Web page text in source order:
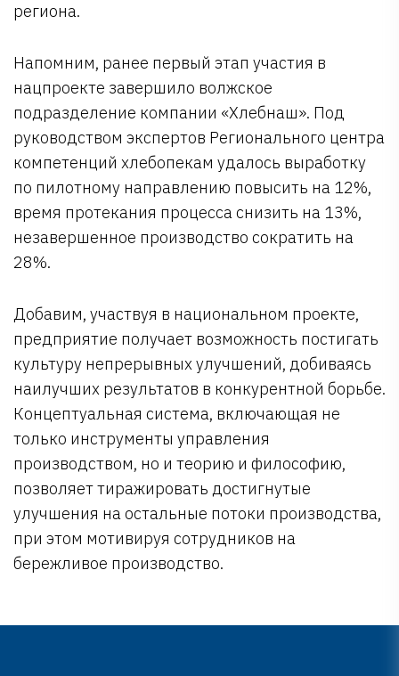
региона.
Напомним, ранее первый этап участия в
нацпроекте завершило волжское
подразделение компании «Хлебнаш». Под
руководством экспертов Регионального центра
компетенций хлебопекам удалось выработку
по пилотному направлению повысить на 12%,
время протекания процесса снизить на 13%,
незавершенное производство сократить на
28%.
Добавим, участвуя в национальном проекте,
предприятие получает возможность постигать
культуру непрерывных улучшений, добиваясь
наилучших результатов в конкурентной борьбе.
Концептуальная система, включающая не
только инструменты управления
производством, но и теорию и философию,
позволяет тиражировать достигнутые
улучшения на остальные потоки производства,
при этом мотивируя сотрудников на
бережливое производство.